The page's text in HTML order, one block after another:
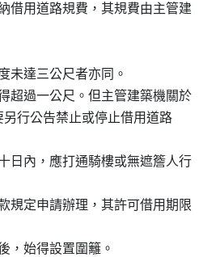
借用道路規費，其規費由主管建
未達三公尺者亦同。
超過一公尺。但主管建築機關於
另行公告禁止或停止借用道路
日內，應打通騎樓或無遮簷人行
規定申請辦理，其許可借用期限
，始得設置圍籬。